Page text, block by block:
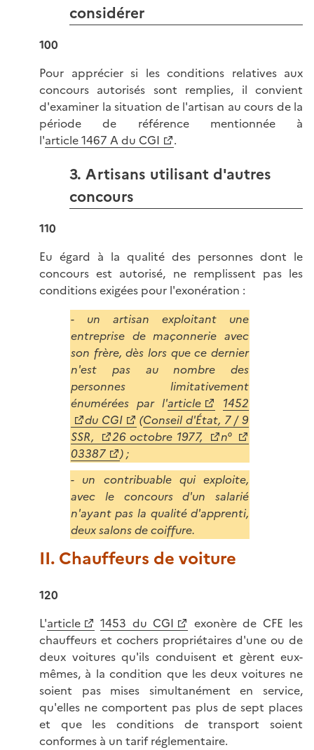
considérer
100
Pour apprécier si les conditions relatives aux
concours autorisés sont remplies, il convient
d'examiner la situation de l'artisan au cours de la
période de référence mentionnée à
l'article 1467 A du CGI .
3. Artisans utilisant d'autres
concours
110
Eu égard à la qualité des personnes dont le
concours est autorisé, ne remplissent pas les
conditions exigées pour l'exonération :
- un artisan exploitant une
entreprise de maçonnerie avec
son frère, dès lors que ce dernier
n'est pas au nombre des
personnes limitativement
énumérées par l'article
1452
du CGI
(Conseil d'État, 7 / 9
SSR,
26 octobre 1977,
n°
03387
) ;
- un contribuable qui exploite,
avec le concours d'un salarié
n'ayant pas la qualité d'apprenti,
deux salons de coiffure.
II. Chauffeurs de voiture
120
L'article 1453 du CGI
exonère de CFE les
chauffeurs et cochers propriétaires d'une ou de
deux voitures qu'ils conduisent et gèrent eux-
mêmes, à la condition que les deux voitures ne
soient pas mises simultanément en service,
qu'elles ne comportent pas plus de sept places
et que les conditions de transport soient
conformes à un tarif réglementaire.